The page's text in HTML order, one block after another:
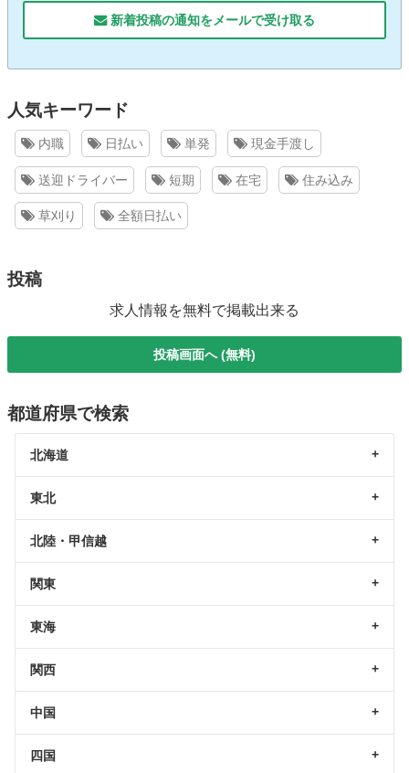
新着投稿の通知をメールで受け取る
人気キーワード
内職 日払い 単発 現金手渡し
送迎ドライバー 短期 在宅 住み込み
草刈り 全額日払い
投稿
求人情報を無料で掲載出来る
投稿画面へ (無料)
都道府県で検索
北海道
東北
北陸・甲信越
関東
東海
関西
中国
四国